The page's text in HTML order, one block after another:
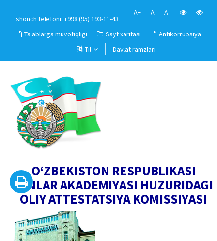
Ishonch telefoni: +998 (95) 193-11-43
A+ A A-
Talablarga muvofiqligi Sayt xaritasi
Antikorrupsiya
Til
Davlat ramzlari
O‘ZBEKISTON RESPUBLIKASI
FANLAR AKADEMIYASI HUZURIDAGI
OLIY ATTESTATSIYA KOMISSIYASI